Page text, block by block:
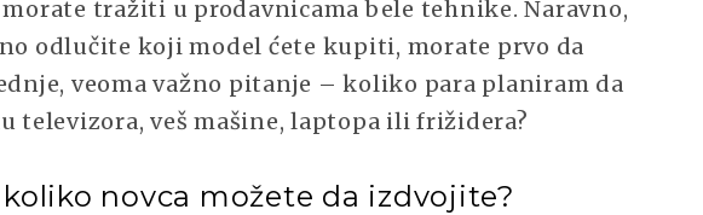
tražiti u prodavnicama bele tehnike. Naravno,
odlučite koji model ćete kupiti, morate prvo da
veoma važno pitanje – koliko para planiram da
televizora, veš mašine, laptopa ili frižidera?
novca možete da izdvojite?